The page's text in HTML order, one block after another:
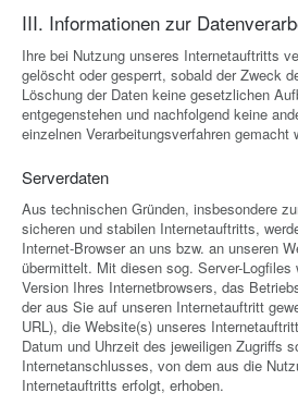
III. Informationen zur
Ihre bei Nutzung unseres Internetauftritts
gelöscht oder gesperrt, sobald der Zweck
Löschung der Daten keine gesetzlichen
entgegenstehen und nachfolgend keine
einzelnen Verarbeitungsverfahren gemacht
Serverdaten
Aus technischen Gründen, insbesondere
sicheren und stabilen Internetauftritts,
Internet-Browser an uns bzw. an unseren
übermittelt. Mit diesen sog. Server-Logfiles
Version Ihres Internetbrowsers, das
der aus Sie auf unseren Internetauftritt
URL), die Website(s) unseres
Datum und Uhrzeit des jeweiligen Zugriffs
Internetanschlusses, von dem aus die
Internetauftritts erfolgt, erhoben.